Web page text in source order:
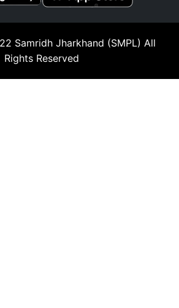
Samridh Jharkhand (SMPL) All
Rights Reserved